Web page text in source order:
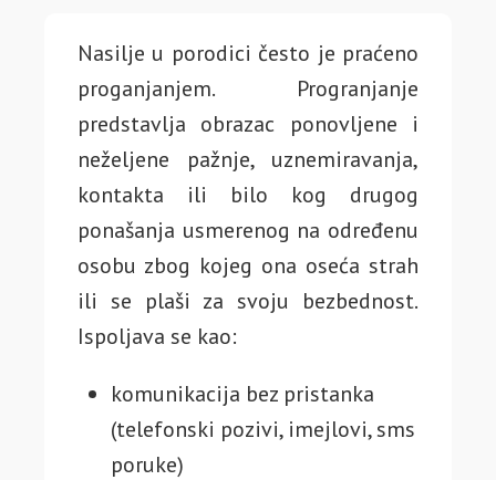
Nasilje u porodici često je praćeno
proganjanjem. Progranjanje
predstavlja obrazac ponovljene i
neželjene pažnje, uznemiravanja,
kontakta ili bilo kog drugog
ponašanja usmerenog na određenu
osobu zbog kojeg ona oseća strah
ili se plaši za svoju bezbednost.
Ispoljava se kao:
komunikacija bez pristanka
(telefonski pozivi, imejlovi, sms
poruke)